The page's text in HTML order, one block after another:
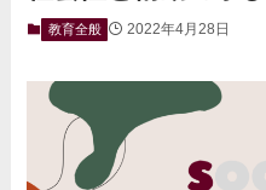
教育全般 2022年4月28日